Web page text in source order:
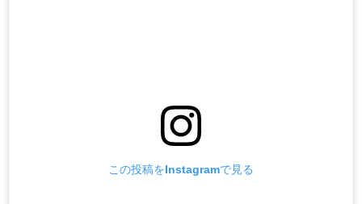
この投稿をInstagramで見る